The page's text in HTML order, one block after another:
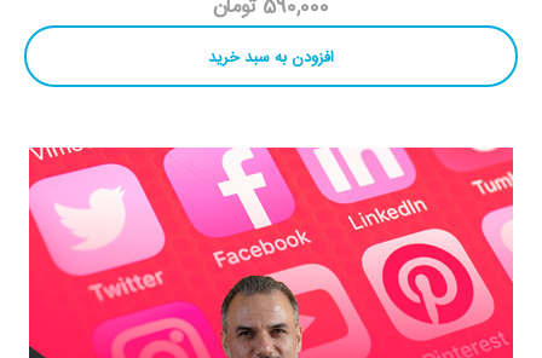
590,000 تومان
افزودن به سبد خرید